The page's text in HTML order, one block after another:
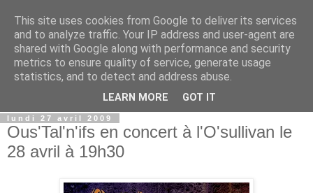
Le site de la blugture
"Il faut avoir le courage d'être heureux" et de le partager
avec d'autres.
lundi 27 avril 2009
Ous'Tal'n'ifs en concert à l'O'sullivan le
28 avril à 19h30
This site uses cookies from Google to deliver its services
and to analyze traffic. Your IP address and user-agent are
shared with Google along with performance and security
metrics to ensure quality of service, generate usage
statistics, and to detect and address abuse.
LEARN MORE GOT IT